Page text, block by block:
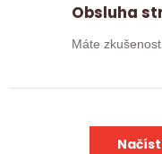
Obsluha